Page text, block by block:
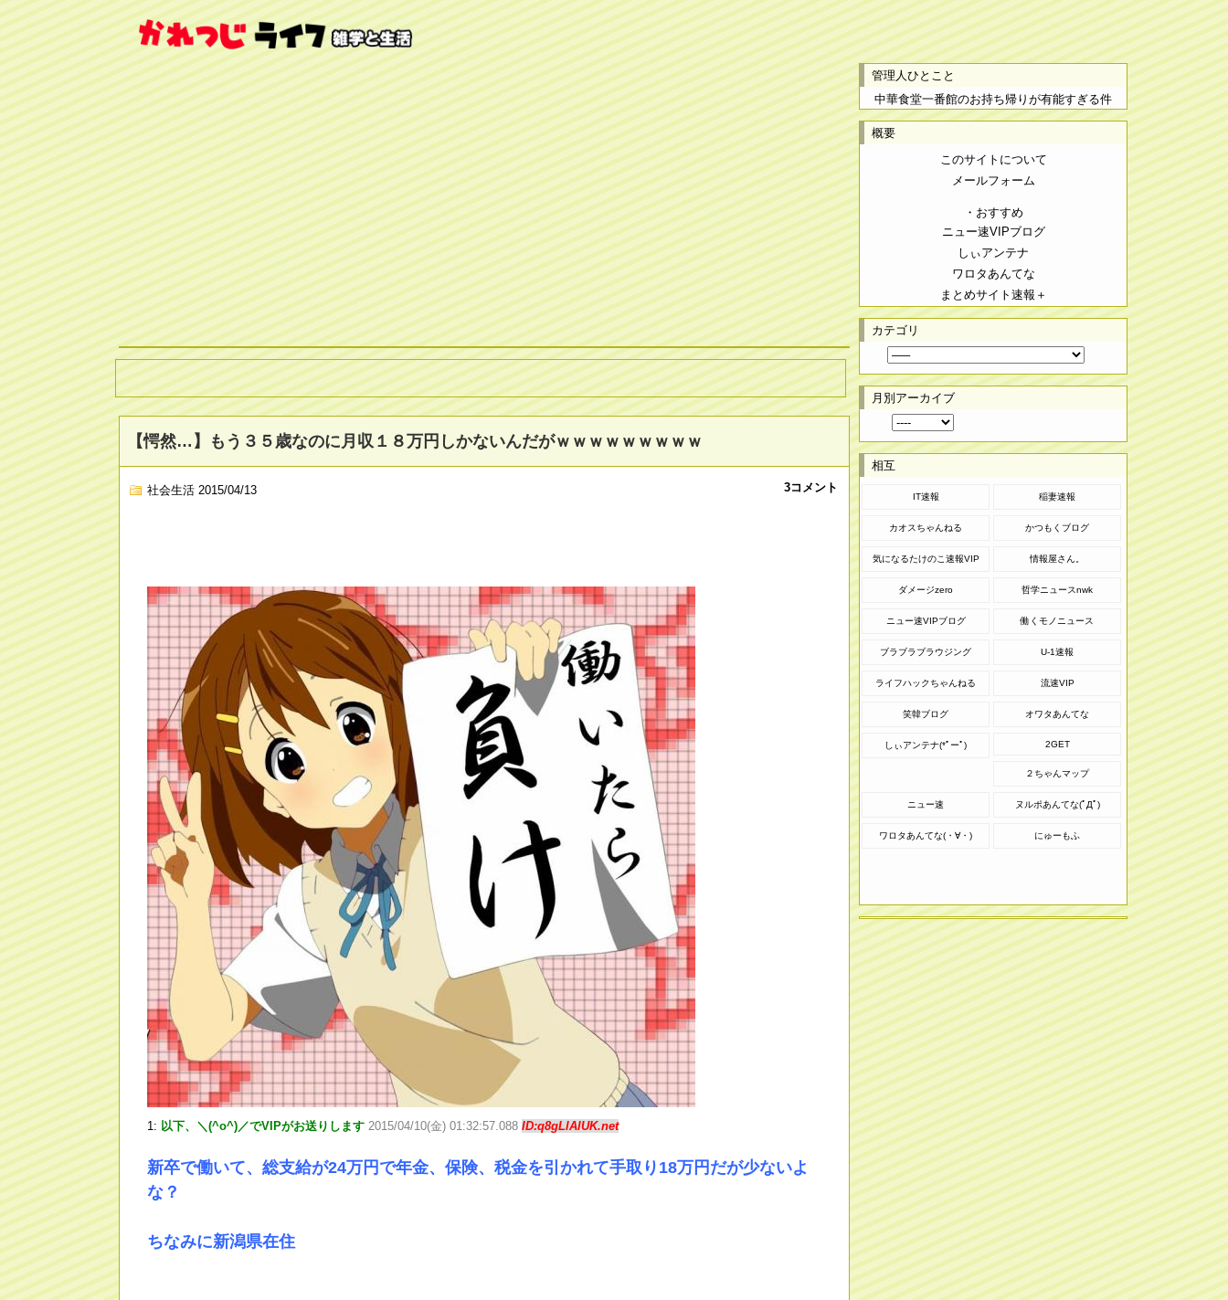
【愕然…】もう３５歳なのに月収１８万円しかないんだがｗｗｗｗｗｗｗｗｗ
社会生活 2015/04/13 3コメント
1: 以下、＼(^o^)／でVIPがお送りします 2015/04/10(金) 01:32:57.088 ID:q8gLlAlUK.net
新卒で働いて、総支給が24万円で年金、保険、税金を引かれて手取り18万円だが少ないよ
な？
ちなみに新潟県在住
管理人ひとこと
中華食堂一番館のお持ち帰りが有能すぎる件
概要
このサイトについて
メールフォーム
・おすすめ
ニュー速VIPブログ
しぃアンテナ
ワロタあんてな
まとめサイト速報＋
カテゴリ
月別アーカイブ
相互
IT速報 稲妻速報
カオスちゃんねる かつもくブログ
気になるたけのこ速報VIP 情報屋さん。
ダメージzero 哲学ニュースnwk
ニュー速VIPブログ 働くモノニュース
ブラブラブラウジング U-1速報
ライフハックちゃんねる 流速VIP
笑韓ブログ オワタあんてな
しぃアンテナ(*ﾟーﾟ) 2GET
２ちゃんマップ
ニュー速 ヌルポあんてな(ﾟДﾟ)
ワロタあんてな(・∀・) にゅーもふ